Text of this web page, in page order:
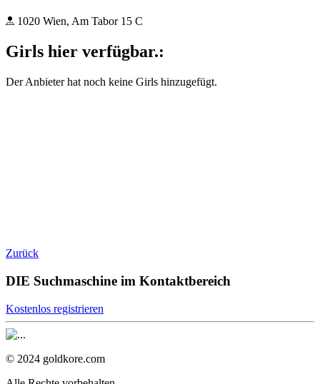
1020 Wien, Am Tabor 15 C
Girls hier verfügbar.:
Der Anbieter hat noch keine Girls hinzugefügt.
Zurück
DIE Suchmaschine im Kontaktbereich
Kostenlos registrieren
© 2024 goldkore.com